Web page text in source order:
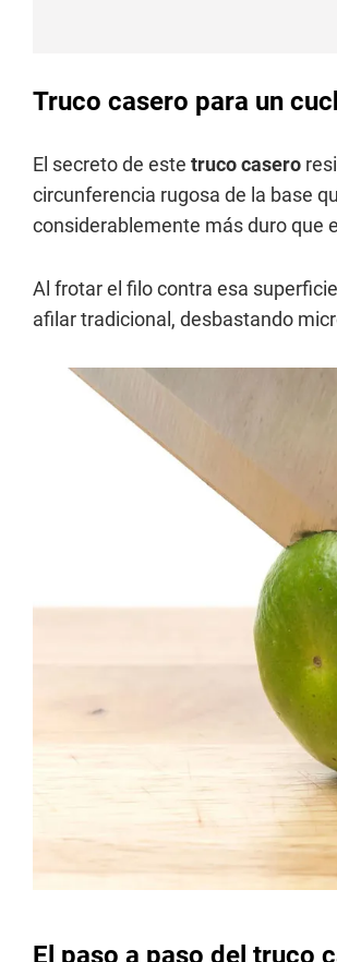
Truco casero para un
El secreto de este truco casero
circunferencia rugosa de la base
considerablemente más duro que
Al frotar el filo contra esa
afilar tradicional, desbastando
El paso a paso del truco